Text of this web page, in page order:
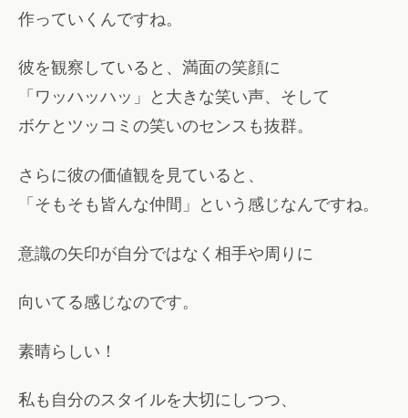
作っていくんですね。
彼を観察していると、満面の笑顔に
「ワッハッハッ」と大きな笑い声、そして
ボケとツッコミの笑いのセンスも抜群。
さらに彼の価値観を見ていると、
「そもそも皆んな仲間」という感じなんですね。
意識の矢印が自分ではなく相手や周りに
向いてる感じなのです。
素晴らしい！
私も自分のスタイルを大切にしつつ、